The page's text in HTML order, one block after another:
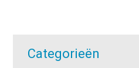
Categorieën